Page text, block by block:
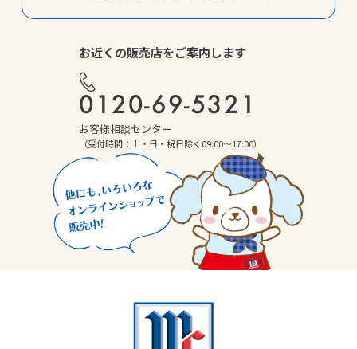
お近くの販売店をご案内します
0120-69-5321
お客様相談センター
（受付時間：土・日・祝日除く09:00～17:00）